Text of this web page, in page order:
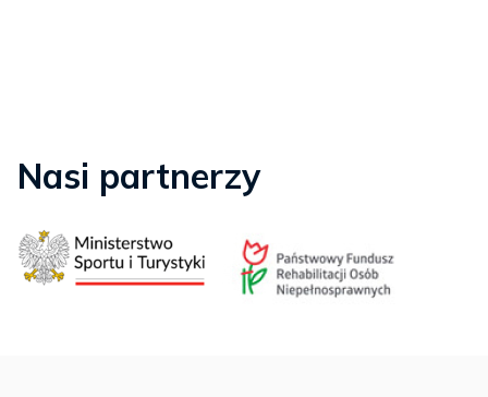
Nasi partnerzy